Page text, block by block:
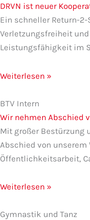
DRVN ist neuer
Ein schneller Return-
Verletzungsfreiheit
Leistungsfähigkeit im
Weiterlesen »
BTV Intern
Wir nehmen Abschied
Mit großer Bestürzung
Abschied von
Öffentlichkeitsarbeit,
Weiterlesen »
Gymnastik und Tanz